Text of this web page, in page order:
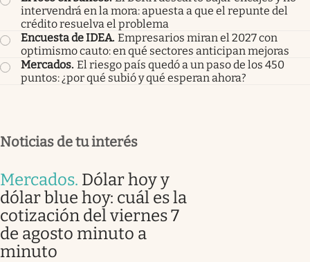
intervendrá en la mora: apuesta a que el repunte del
crédito resuelva el problema
Encuesta de IDEA. Empresarios miran el 2027 con
optimismo cauto: en qué sectores anticipan mejoras
Mercados. El riesgo país quedó a un paso de los 450
puntos: ¿por qué subió y qué esperan ahora?
Noticias de tu interés
Mercados. Dólar hoy y
dólar blue hoy: cuál es la
cotización del viernes 7
de agosto minuto a
minuto